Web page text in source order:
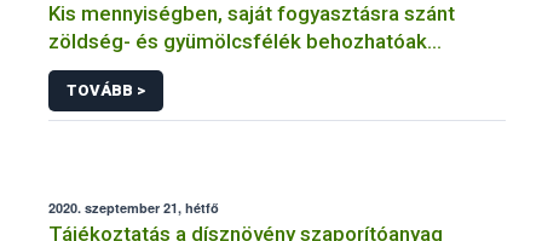
Kis mennyiségben, saját fogyasztásra szánt
zöldség- és gyümölcsfélék behozhatóak
hazánkba
TOVÁBB >
2020. szeptember 21, hétfő
Tájékoztatás a dísznövény szaporítóanyag